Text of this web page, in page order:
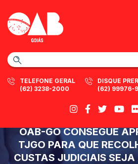
TELEFONE GERAL
(62) 3238-2000
DISQUE
(62) 99976-
OAB-GO CONSEGUE
TJGO PARA QUE
CUSTAS JUDICIAIS SEJA